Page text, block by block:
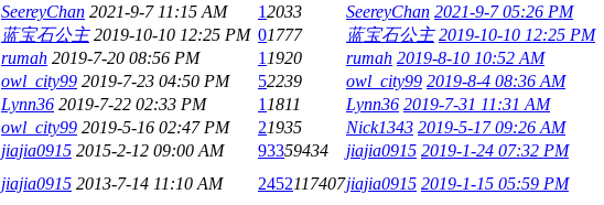
SeereyChan 2021-9-7 11:15 AM 12033 SeereyChan 2021-9-7 05:26 PM
蓝宝石公主 2019-10-10 12:25 PM 01777 蓝宝石公主 2019-10-10 12:25 PM
rumah 2019-7-20 08:56 PM 1 1920 rumah 2019-8-10 10:52 AM
owl_city99 2019-7-23 04:50 PM 52239 owl_city99 2019-8-4 08:36 AM
Lynn36 2019-7-22 02:33 PM 1 1811 Lynn36 2019-7-31 11:31 AM
owl_city99 2019-5-16 02:47 PM 21935 Nick1343 2019-5-17 09:26 AM
jiajia0915 2015-2-12 09:00 AM 93359434 jiajia0915 2019-1-24 07:32 PM
jiajia0915 2013-7-14 11:10 AM 2452117407jiajia0915 2019-1-15 05:59 PM